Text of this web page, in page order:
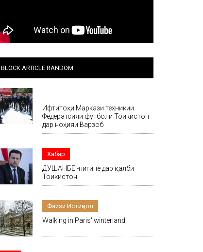
BLOCK ARTICLE RANDOM
Ифтитоҳи Маркази техникии
Федератсияи футболи Тоҷикистон
дар ноҳияи Варзоб
Хабар
ДУШАНБЕ -нигине дар қалби
Тоҷикистон.
Файзи Истиқлол
Walking in Paris' winterland